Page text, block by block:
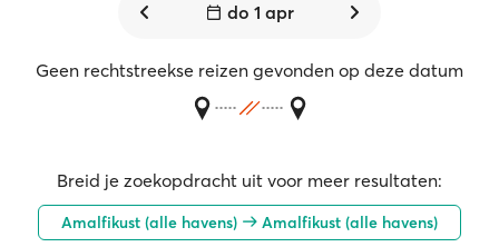
do 1 apr
Geen rechtstreekse reizen gevonden op deze datum
Breid je zoekopdracht uit voor meer resultaten:
Amalfikust (alle havens) Amalfikust (alle havens)